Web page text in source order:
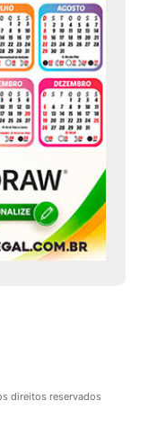
direitos reservados